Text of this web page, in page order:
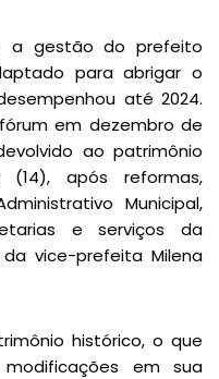
a gestão do prefeito
para abrigar o
até 2024.
em dezembro de
ao patrimônio
(14), após reformas,
Municipal,
e serviços da
vice-prefeita Milena
histórico, o que
em sua